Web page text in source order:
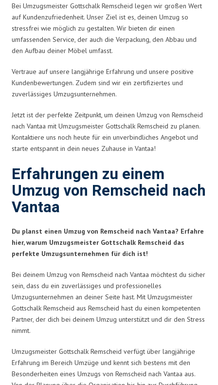
Bei Umzugsmeister Gottschalk Remscheid legen wir großen Wert
auf Kundenzufriedenheit. Unser Ziel ist es, deinen Umzug so
stressfrei wie möglich zu gestalten. Wir bieten dir einen
umfassenden Service, der auch die Verpackung, den Abbau und
den Aufbau deiner Möbel umfasst.
Vertraue auf unsere langjährige Erfahrung und unsere positive
Kundenbewertungen. Zudem sind wir ein zertifiziertes und
zuverlässiges Umzugsunternehmen.
Jetzt ist der perfekte Zeitpunkt, um deinen Umzug von Remscheid
nach Vantaa mit Umzugsmeister Gottschalk Remscheid zu planen.
Kontaktiere uns noch heute für ein unverbindliches Angebot und
starte entspannt in dein neues Zuhause in Vantaa!
Erfahrungen zu einem
Umzug von Remscheid nach
Vantaa
Du planst einen Umzug von Remscheid nach Vantaa? Erfahre
hier, warum Umzugsmeister Gottschalk Remscheid das
perfekte Umzugsunternehmen für dich ist!
Bei deinem Umzug von Remscheid nach Vantaa möchtest du sicher
sein, dass du ein zuverlässiges und professionelles
Umzugsunternehmen an deiner Seite hast. Mit Umzugsmeister
Gottschalk Remscheid aus Remscheid hast du einen kompetenten
Partner, der dich bei deinem Umzug unterstützt und dir den Stress
nimmt.
Umzugsmeister Gottschalk Remscheid verfügt über langjährige
Erfahrung im Bereich Umzüge und kennt sich bestens mit den
Besonderheiten eines Umzugs von Remscheid nach Vantaa aus.